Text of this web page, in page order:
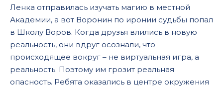
Ленка отправилась изучать магию в местной
Академии, а вот Воронин по иронии судьбы попал
в Школу Воров. Когда друзья влились в новую
реальность, они вдруг осознали, что
происходящее вокруг – не виртуальная игра, а
реальность. Поэтому им грозит реальная
опасность. Ребята оказались в центре окружения